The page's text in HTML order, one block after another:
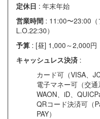
定休日 : 年末年始
営業時間 : 11:00〜23:00
L.O.22:30）
予算 : [昼] 1,000～2,000
キャッシュレス決済 :
カード可（VISA、
電子マネー可（交通
WAON、iD、
QRコード決済可（
PAY）